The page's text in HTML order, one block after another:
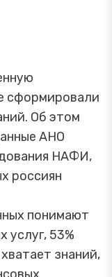
сформировали
Об этом
АНО
НАФИ,
россиян
понимают
услуг, 53%
знаний,